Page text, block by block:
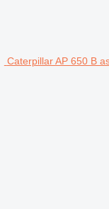
Caterpillar AP 650 B